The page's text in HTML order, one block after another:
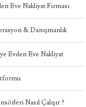
Eve Nakliyat Firması
& Danışmanlık
Evden Eve Nakliyat
Nasıl Çalışır ?